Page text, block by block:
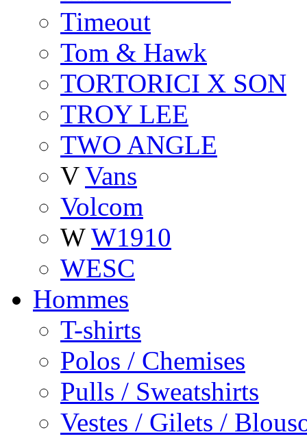
Timeout
Tom & Hawk
TORTORICI X SON
TROY LEE
TWO ANGLE
V Vans
Volcom
W W1910
WESC
Hommes
T-shirts
Polos / Chemises
Pulls / Sweatshirts
Vestes / Gilets /